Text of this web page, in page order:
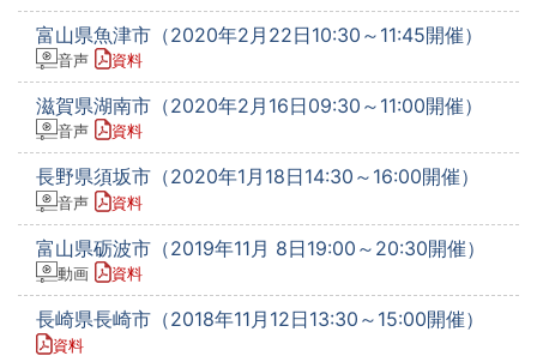
富山県魚津市（2020年2月22日10:30～11:45開催）
音声 資料
滋賀県湖南市（2020年2月16日09:30～11:00開催）
音声 資料
長野県須坂市（2020年1月18日14:30～16:00開催）
音声 資料
富山県砺波市（2019年11月 8日19:00～20:30開催）
動画 資料
長崎県長崎市（2018年11月12日13:30～15:00開催）
資料